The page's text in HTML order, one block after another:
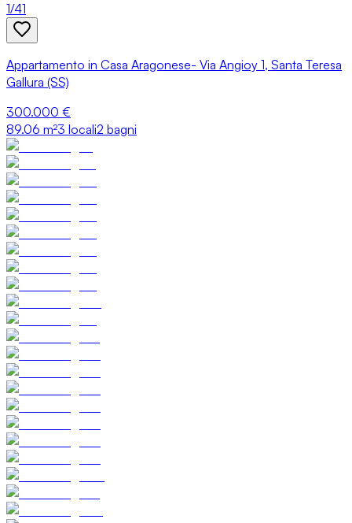
1/41
Appartamento in Casa Aragonese- Via Angioy 1, Santa Teresa
Gallura (SS)
300.000 €
89.06 m²3 locali2 bagni